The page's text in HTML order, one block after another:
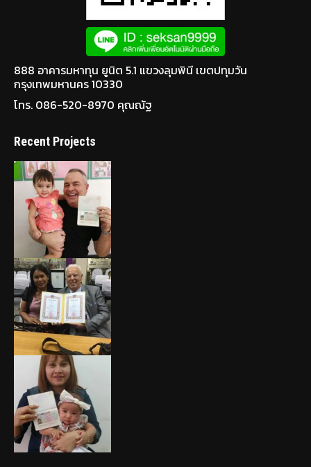
888 อาคารมหาทุน ยูนิต 5.1 แขวงลุมพินี เขตปทุมวัน
กรุงเทพมหานคร 10330
โทร. 086-520-8970 คุณณัฐ
Recent Projects